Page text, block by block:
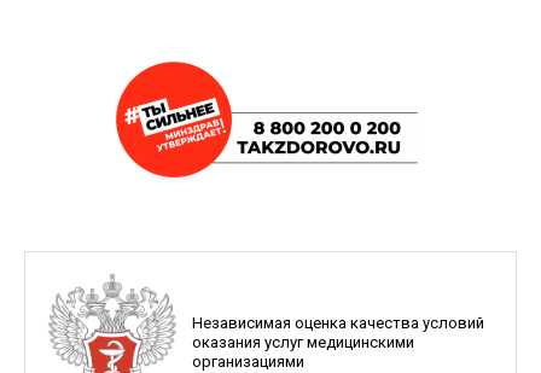
Независимая оценка качества условий
оказания услуг медицинскими
организациями